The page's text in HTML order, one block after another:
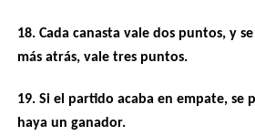
18. Cada canasta vale dos puntos, y
más atrás, vale tres puntos.
19. Si el partido acaba en empate, se
haya un ganador.